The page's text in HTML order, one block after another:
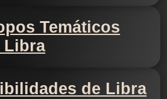
Temáticos
Libra
de Libra